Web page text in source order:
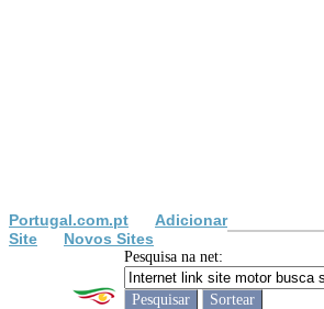
Portugal.com.pt
Adicionar
Site
Novos Sites
Pesquisa na net: